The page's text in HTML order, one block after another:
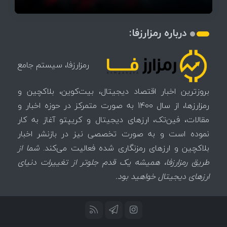
درباره رمزارزفا:
رمزارزفا، سیستم جامع
بروزترین اخبار اقتصاد دیجیتال، بیت‌کوین، بلاکچین و
رمزارزها، از سال 1400 به صورت متمرکز در حوزه اخبار و
مقالات، فین‌تک، ارزهای‌ دیجیتال و کریپتو آغاز به کار
نموده است و به صورت تخصصی نیز در بازنشر اخبار
بلاکچین و ارزهای رمزنگاری شده فعالیت می‌کند.شما از
طریق رمزارزفا، همیشه یک قدم جلوتر از تغییرات دنیای
ارزهای دیجیتال خواهید بود.